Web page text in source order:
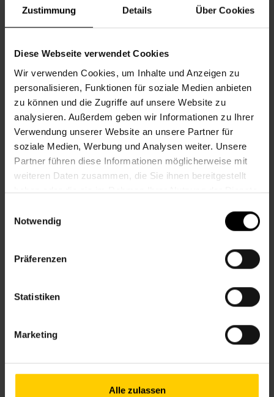
Zustimmung Details Über Cookies
Diese Webseite verwendet Cookies
Wir verwenden Cookies, um Inhalte und Anzeigen zu
personalisieren, Funktionen für soziale Medien anbieten
zu können und die Zugriffe auf unsere Website zu
analysieren. Außerdem geben wir Informationen zu Ihrer
Verwendung unserer Website an unsere Partner für
soziale Medien, Werbung und Analysen weiter. Unsere
Partner führen diese Informationen möglicherweise mit
weiteren Daten zusammen, die Sie ihnen bereitgestellt
haben oder die sie im Rahmen Ihrer Nutzung der Dienste
Notwendig
Präferenzen
Statistiken
Marketing
Alle zulassen
Leitgeb: 0680/1281051.
Foto: Fotolia/Emmanuelle_Guillou
Informationen zur Veranstaltung
Beginn Montag, 08.06.2026,18.30 -
20.00
Unkostenbeitrag Freie Spende
nbz22@wiener.hilfswerk.at
Nachbarschaftszentren
nachbarschaftszentren.wien